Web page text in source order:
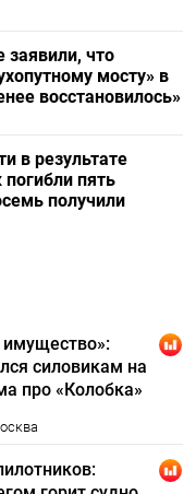
заявили, что
мосту» в
восстановилось»
в результате
погибли пять
получили